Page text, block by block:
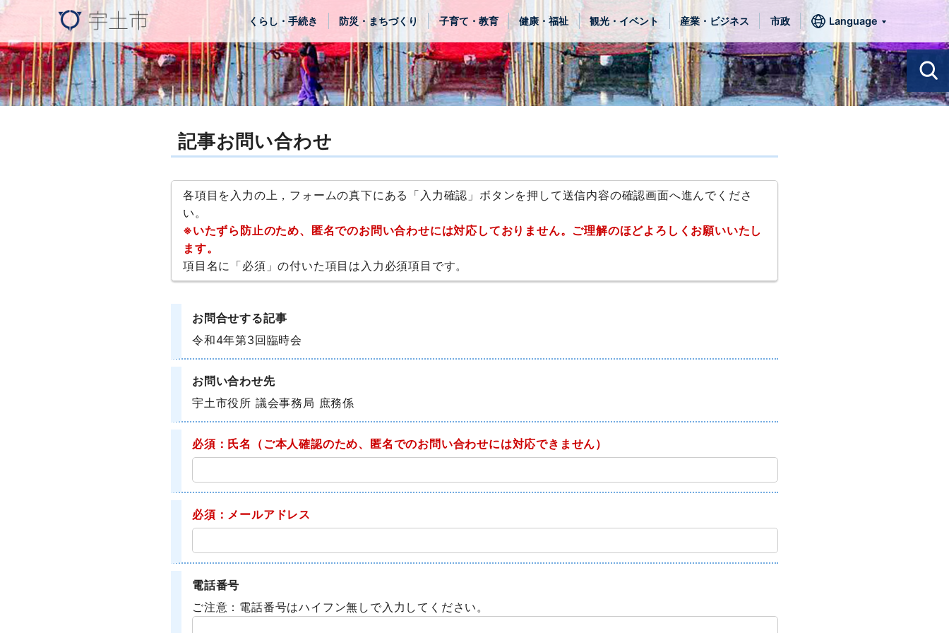
くらし・手続き 防災・まちづくり 子育て・教育 健康・福祉 観光・イベント 産業・ビジネス 市政 Language
記事お問い合わせ
各項目を入力の上，フォームの真下にある「入力確認」ボタンを押して送信内容の確認画面へ進んでくださ
い。
※いたずら防止のため、匿名でのお問い合わせには対応しておりません。ご理解のほどよろしくお願いいたし
ます。
項目名に「必須」の付いた項目は入力必須項目です。
お問合せする記事
令和4年第3回臨時会
お問い合わせ先
宇土市役所 議会事務局 庶務係
必須：氏名 （ご本人確認のため、匿名でのお問い合わせには対応できません）
必須：メールアドレス
電話番号
ご注意：電話番号はハイフン無しで入力してください。